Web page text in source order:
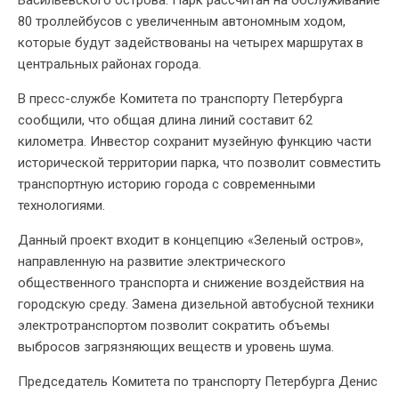
80 троллейбусов с увеличенным автономным ходом,
которые будут задействованы на четырех маршрутах в
центральных районах города.
В пресс-службе Комитета по транспорту Петербурга
сообщили, что общая длина линий составит 62
километра. Инвестор сохранит музейную функцию части
исторической территории парка, что позволит совместить
транспортную историю города с современными
технологиями.
Данный проект входит в концепцию «Зеленый остров»,
направленную на развитие электрического
общественного транспорта и снижение воздействия на
городскую среду. Замена дизельной автобусной техники
электротранспортом позволит сократить объемы
выбросов загрязняющих веществ и уровень шума.
Председатель Комитета по транспорту Петербурга Денис